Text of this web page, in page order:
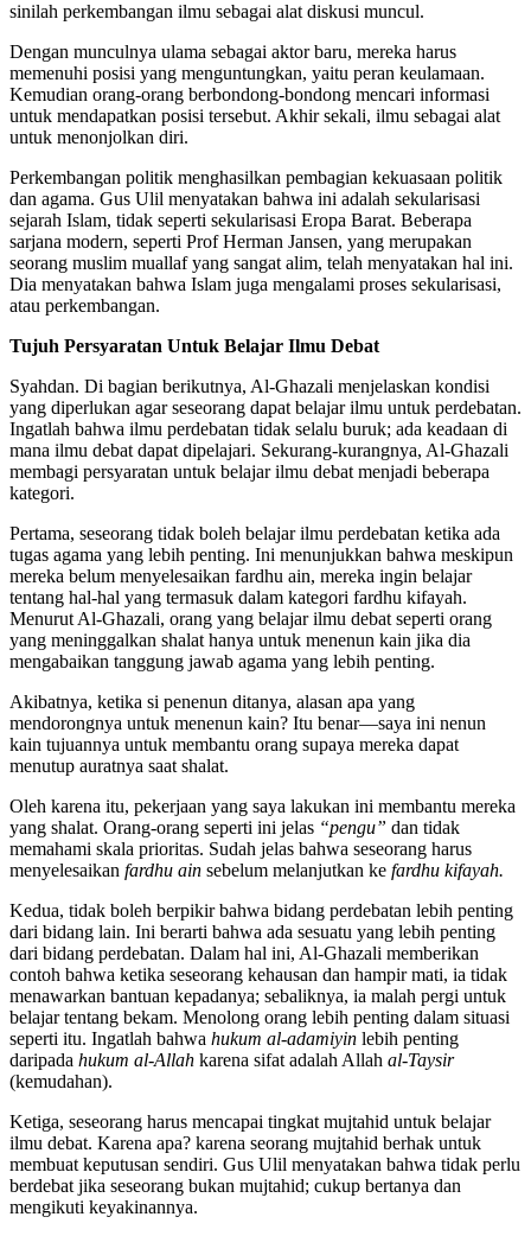
sinilah perkembangan ilmu sebagai alat diskusi muncul.
Dengan munculnya ulama sebagai aktor baru, mereka harus
memenuhi posisi yang menguntungkan, yaitu peran keulamaan.
Kemudian orang-orang berbondong-bondong mencari informasi
untuk mendapatkan posisi tersebut. Akhir sekali, ilmu sebagai alat
untuk menonjolkan diri.
Perkembangan politik menghasilkan pembagian kekuasaan politik
dan agama. Gus Ulil menyatakan bahwa ini adalah sekularisasi
sejarah Islam, tidak seperti sekularisasi Eropa Barat. Beberapa
sarjana modern, seperti Prof Herman Jansen, yang merupakan
seorang muslim muallaf yang sangat alim, telah menyatakan hal ini.
Dia menyatakan bahwa Islam juga mengalami proses sekularisasi,
atau perkembangan.
Tujuh Persyaratan Untuk Belajar Ilmu Debat
Syahdan. Di bagian berikutnya, Al-Ghazali menjelaskan kondisi
yang diperlukan agar seseorang dapat belajar ilmu untuk perdebatan.
Ingatlah bahwa ilmu perdebatan tidak selalu buruk; ada keadaan di
mana ilmu debat dapat dipelajari. Sekurang-kurangnya, Al-Ghazali
membagi persyaratan untuk belajar ilmu debat menjadi beberapa
kategori.
Pertama, seseorang tidak boleh belajar ilmu perdebatan ketika ada
tugas agama yang lebih penting. Ini menunjukkan bahwa meskipun
mereka belum menyelesaikan fardhu ain, mereka ingin belajar
tentang hal-hal yang termasuk dalam kategori fardhu kifayah.
Menurut Al-Ghazali, orang yang belajar ilmu debat seperti orang
yang meninggalkan shalat hanya untuk menenun kain jika dia
mengabaikan tanggung jawab agama yang lebih penting.
Akibatnya, ketika si penenun ditanya, alasan apa yang
mendorongnya untuk menenun kain? Itu benar—saya ini nenun
kain tujuannya untuk membantu orang supaya mereka dapat
menutup auratnya saat shalat.
Oleh karena itu, pekerjaan yang saya lakukan ini membantu mereka
yang shalat. Orang-orang seperti ini jelas “pengu” dan tidak
memahami skala prioritas. Sudah jelas bahwa seseorang harus
menyelesaikan fardhu ain sebelum melanjutkan ke fardhu kifayah.
Kedua, tidak boleh berpikir bahwa bidang perdebatan lebih penting
dari bidang lain. Ini berarti bahwa ada sesuatu yang lebih penting
dari bidang perdebatan. Dalam hal ini, Al-Ghazali memberikan
contoh bahwa ketika seseorang kehausan dan hampir mati, ia tidak
menawarkan bantuan kepadanya; sebaliknya, ia malah pergi untuk
belajar tentang bekam. Menolong orang lebih penting dalam situasi
seperti itu. Ingatlah bahwa hukum al-adamiyin lebih penting
daripada hukum al-Allah karena sifat adalah Allah al-Taysir
(kemudahan).
Ketiga, seseorang harus mencapai tingkat mujtahid untuk belajar
ilmu debat. Karena apa? karena seorang mujtahid berhak untuk
membuat keputusan sendiri. Gus Ulil menyatakan bahwa tidak perlu
berdebat jika seseorang bukan mujtahid; cukup bertanya dan
mengikuti keyakinannya.